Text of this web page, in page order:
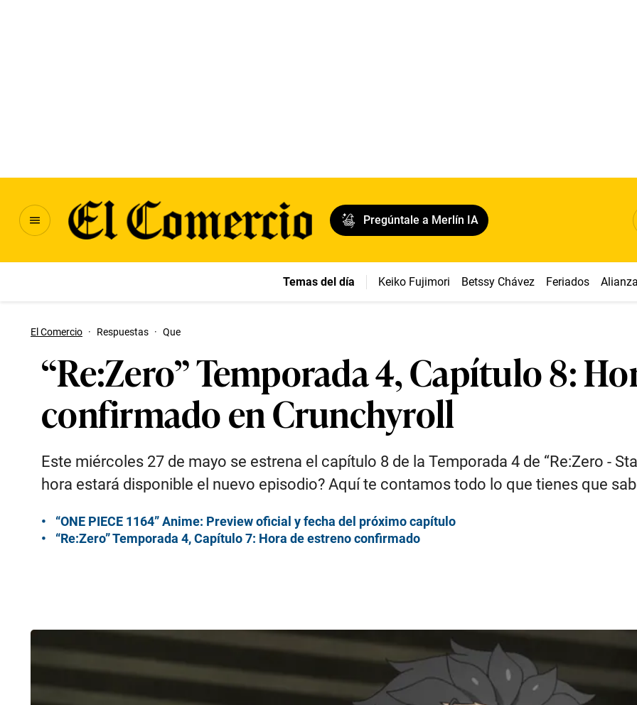
Pregúntale a Merlín IA
Temas del día Keiko Fujimori Betssy Chávez Feriados
El Comercio · Respuestas · Que
“Re:Zero” Temporada 4, Capítulo 8:
confirmado en Crunchyroll
Este miércoles 27 de mayo se estrena el capítulo 8 de la Temporada 4 de “Re:Zero -
hora estará disponible el nuevo episodio? Aquí te contamos todo lo que tienes que
“ONE PIECE 1164” Anime: Preview oficial y fecha del próximo capítulo
“Re:Zero” Temporada 4, Capítulo 7: Hora de estreno confirmado